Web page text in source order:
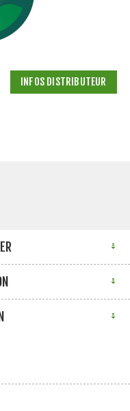
INFOS DISTRIBUTEUR